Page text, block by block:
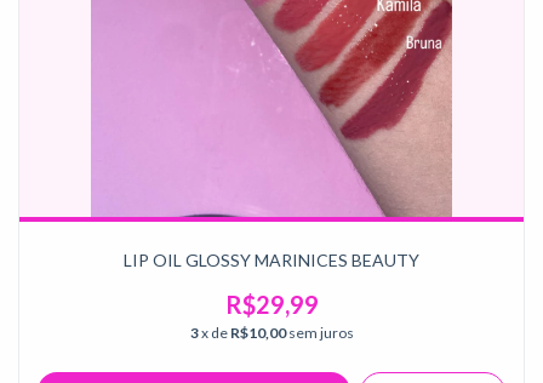
LIP OIL GLOSSY MARINICES BEAUTY
R$29,99
3x de R$10,00 sem juros